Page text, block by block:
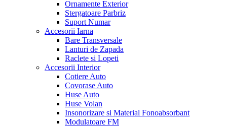
Ornamente Exterior
Stergatoare Parbriz
Suport Numar
Accesorii Iarna
Bare Transversale
Lanturi de Zapada
Raclete si Lopeti
Accesorii Interior
Cotiere Auto
Covorase Auto
Huse Auto
Huse Volan
Insonorizare si Material Fonoabsorbant
Modulatoare FM